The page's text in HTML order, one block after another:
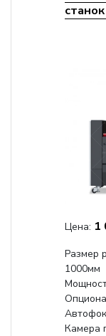
Цена: 1
Размер
1000мм
Камера